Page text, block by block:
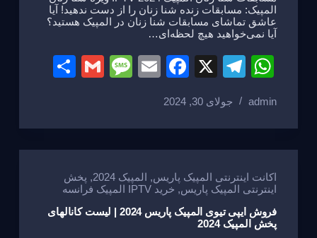
المپیک: مسابقات زنده شنا زنان را از دست ندهید! آیا
عاشق تماشای مسابقات شنا زنان در المپیک هستید؟
آیا نمی‌خواهید هیچ لحظه‌ای…
W
at
s
A
p
p
T
e
gr
a
m
X
F
c
e
b
o
o
k
E
M
a
g
e
G
e
admin جولای 30, 2024
اکانت اینترنتی المپیک پاریس, المپیک 2024 , پخش
اینترنتی المپیک پاریس, خرید IPTV المپیک فرانسه
فروش ایپی تیوی المپیک پاریس 2024 | لیست کانالهای
پخش المپیک 2024